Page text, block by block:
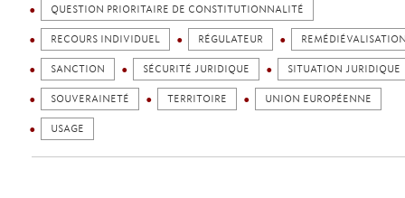
QUESTION PRIORITAIRE DE CONSTITUTIONNALITÉ
RECOURS INDIVIDUEL RÉGULATEUR
SANCTION SÉCURITÉ JURIDIQUE SITUATION JURIDIQUE
SOUVERAINETÉ TERRITOIRE UNION EUROPÉENNE
USAGE